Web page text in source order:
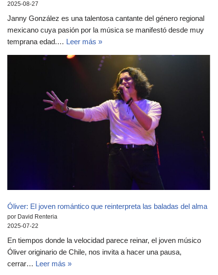
2025-08-27
Janny González es una talentosa cantante del género regional
mexicano cuya pasión por la música se manifestó desde muy
temprana edad.… Leer más »
Óliver: El joven romántico que reinterpreta las baladas del alma
por David Renteria
2025-07-22
En tiempos donde la velocidad parece reinar, el joven músico
Óliver originario de Chile, nos invita a hacer una pausa,
cerrar… Leer más »